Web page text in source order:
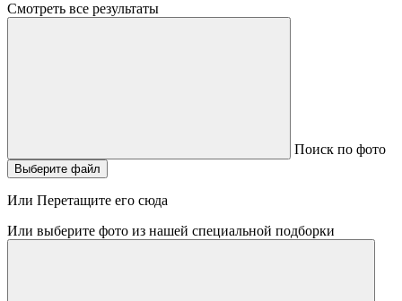
Смотреть все результаты
Поиск по фото
Выберите файл
Или Перетащите его сюда
Или выберите фото из нашей специальной подборки